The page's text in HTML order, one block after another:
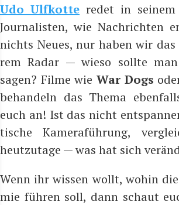
Udo Ulfkot­te redet in
Jour­na­lis­ten, wie Nach­rich­ten
nichts Neu­es, nur haben wir
rem Radar — wie­so soll­te
sagen? Fil­me wie War Dogs
behan­deln das The­ma
euch an! Ist das nicht
ti­sche Kame­ra­füh­rung,
heut­zu­ta­ge — was hat sich
Wenn ihr wis­sen wollt, wohin
mie füh­ren soll, dann schaut